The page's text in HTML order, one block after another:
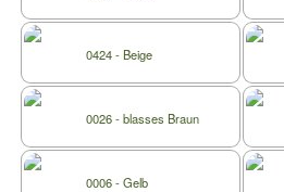
0424 - Beige
0026 - blasses Braun
0006 - Gelb